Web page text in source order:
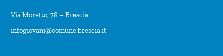
Via Moretto, 78 – Brescia
infogiovani@comune.brescia.it